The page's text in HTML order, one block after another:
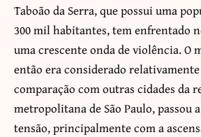
Taboão da Serra, que possui uma
300 mil habitantes, tem enfrentado
uma crescente onda de violência. O
então era considerado
comparação com outras cidades da
metropolitana de São Paulo, passou
tensão, principalmente com a